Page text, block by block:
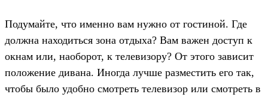
Подумайте, что именно вам нужно от гостиной. Где
должна находиться зона отдыха? Вам важен доступ к
окнам или, наоборот, к телевизору? От этого зависит
положение дивана. Иногда лучше разместить его так,
чтобы было удобно смотреть телевизор или смотреть в